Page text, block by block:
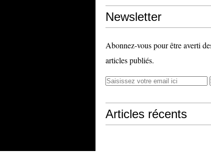
Newsletter
Abonnez-vous pour être averti
articles publiés.
Articles récents